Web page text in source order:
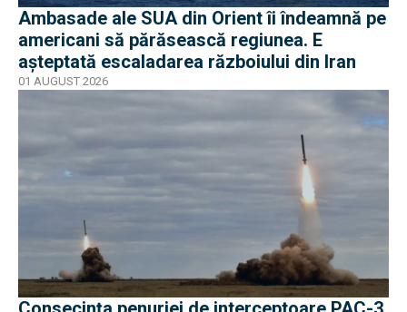
Ambasade ale SUA din Orient îi îndeamnă pe
americani să părăsească regiunea. E
așteptată escaladarea războiului din Iran
01 AUGUST 2026